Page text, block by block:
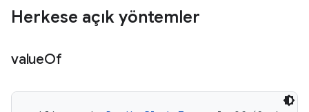
Herkese açık yöntemler
valueOf